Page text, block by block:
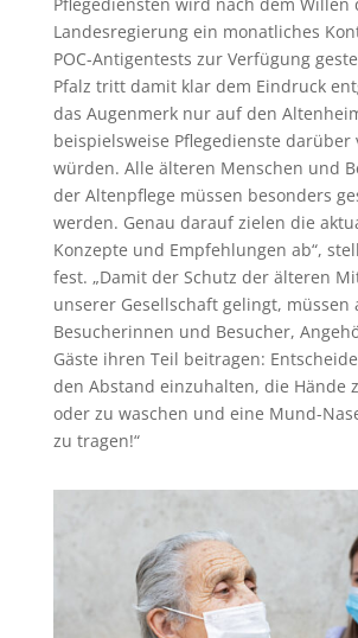
Landesregierung ein monatliches
POC-Antigentests zur Verfügung
Pfalz tritt damit klar dem Eindruck
das Augenmerk nur auf den
beispielsweise Pflegedienste darüber
würden. Alle älteren Menschen und
der Altenpflege müssen besonders
werden. Genau darauf zielen die
Konzepte und Empfehlungen ab“,
fest. „Damit der Schutz der älteren
unserer Gesellschaft gelingt, müssen
Besucherinnen und Besucher,
Gäste ihren Teil beitragen:
den Abstand einzuhalten, die Hände
oder zu waschen und eine Mund-
zu tragen!“